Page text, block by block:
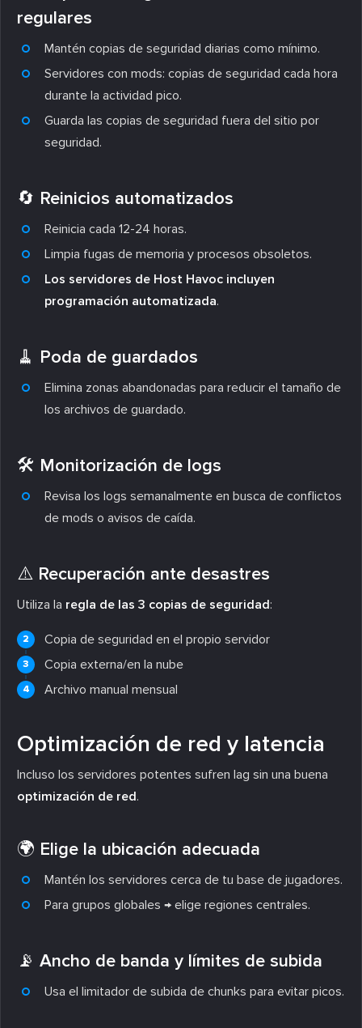
regulares
Mantén copias de seguridad diarias como mínimo.
Servidores con mods: copias de seguridad cada hora
durante la actividad pico.
Guarda las copias de seguridad fuera del sitio por
seguridad.
🔄 Reinicios automatizados
Reinicia cada 12-24 horas.
Limpia fugas de memoria y procesos obsoletos.
Los servidores de Host Havoc incluyen
programación automatizada.
🧹 Poda de guardados
Elimina zonas abandonadas para reducir el tamaño de
los archivos de guardado.
🛠️ Monitorización de logs
Revisa los logs semanalmente en busca de conflictos
de mods o avisos de caída.
⚠️ Recuperación ante desastres
Utiliza la regla de las 3 copias de seguridad:
Copia de seguridad en el propio servidor
Copia externa/en la nube
Archivo manual mensual
Optimización de red y latencia
Incluso los servidores potentes sufren lag sin una buena
optimización de red.
🌍 Elige la ubicación adecuada
Mantén los servidores cerca de tu base de jugadores.
Para grupos globales → elige regiones centrales.
📡 Ancho de banda y límites de subida
Usa el limitador de subida de chunks para evitar picos.